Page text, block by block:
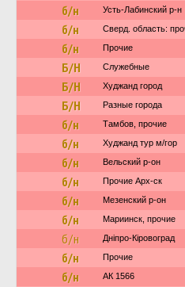
б/н Усть-Лабинский р-н
б/н Сверд. область:
б/н Прочие
Б/Н Служебные
Б/Н Худжанд город
Б/Н Разные города
б/н Тамбов, прочие
б/н Худжанд тур м/гор
б/н Вельский р-он
б/н Прочие Арх-ск
б/н Мезенский р-он
б/н Мариинск, прочие
б/н Дніпро-Кіровоград
б/н Прочие
б/н АК 1566